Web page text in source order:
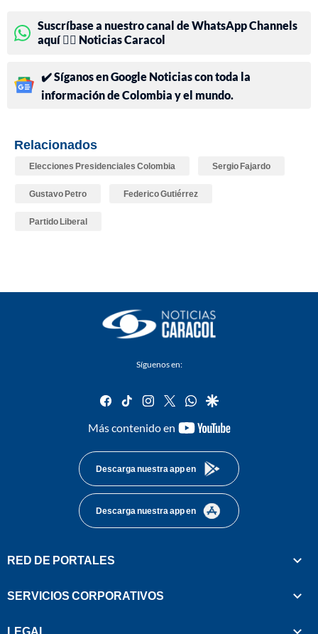
Suscríbase a nuestro canal de WhatsApp Channels
aquí 👉🏻 Noticias Caracol
✔️ Síganos en Google Noticias con toda la
información de Colombia y el mundo.
Relacionados
Elecciones Presidenciales Colombia Sergio Fajardo
Gustavo Petro Federico Gutiérrez
Partido Liberal
Síguenos en:
facebook
tiktok instagram
twitterwhatsapp
google
Más contenido en
youtube-
Descarga nuestra app en
Descarga nuestra app en
RED DE PORTALES
SERVICIOS CORPORATIVOS
LEGAL